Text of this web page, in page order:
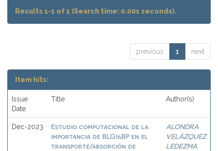
Results 1-1 of 1 (Search time: 0.001 seconds).
previous 1 next
Item hits:
Issue
Date
Title Author(s)
Dec-2023
Estudio computacional de la
importancia de BLG16BP en el
transporte/absorción de
ALONDRA
VELÁZQUEZ
LEDEZMA